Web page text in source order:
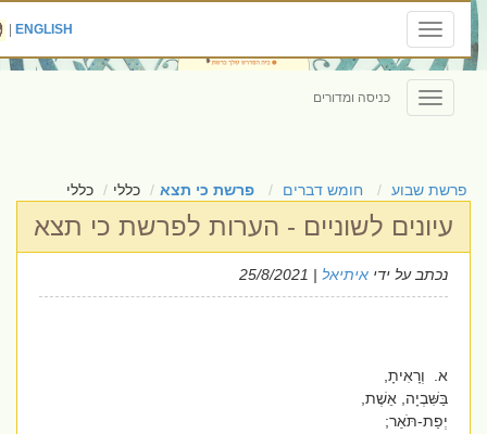
Toggle
navigation
ENGLISH
|
Toggle
navigation
כניסה ומדורים
פרשת שבוע חומש דברים פרשת כי תצא כללי כללי
עיונים לשוניים - הערות לפרשת כי תצא
נכתב על ידיאיתיאל| 25/8/2021
א. וְרָאִיתָ,
בַּשִּׁבְיָה, אֵשֶׁת,
יְפַת-תֹּאַר;